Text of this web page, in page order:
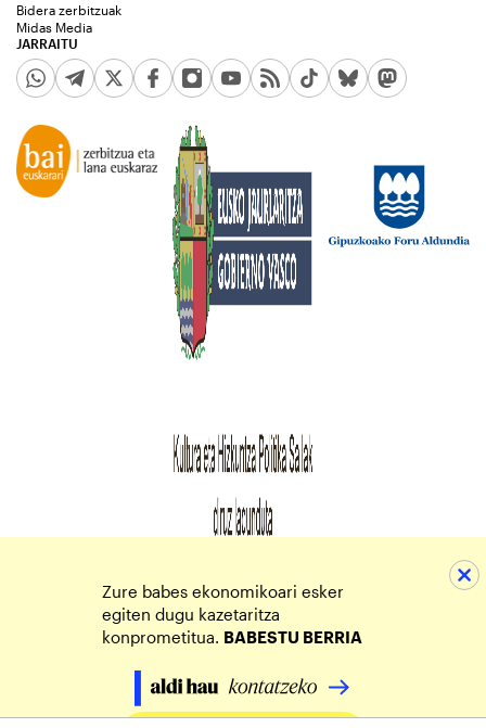
JARRAITU
Bidera zerbitzuak
Midas Media
Zure babes ekonomikoari esker
egiten dugu kazetaritza
konprometitua. BABESTU BERRIA